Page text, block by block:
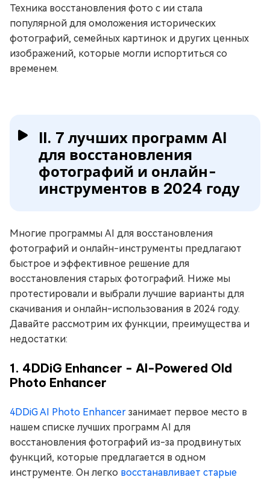
Техника восстановления фото с ии стала
популярной для омоложения исторических
фотографий, семейных картинок и других ценных
изображений, которые могли испортиться со
временем.
II. 7 лучших программ AI
для восстановления
фотографий и онлайн-
инструментов в 2024 году
Многие программы AI для восстановления
фотографий и онлайн-инструменты предлагают
быстрое и эффективное решение для
восстановления старых фотографий. Ниже мы
протестировали и выбрали лучшие варианты для
скачивания и онлайн-использования в 2024 году.
Давайте рассмотрим их функции, преимущества и
недостатки:
1. 4DDiG Enhancer - AI-Powered Old
Photo Enhancer
4DDiG AI Photo Enhancer занимает первое место в
нашем списке лучших программ AI для
восстановления фотографий из-за продвинутых
функций, которые предлагается в одном
инструменте. Он легко восстанавливает старые